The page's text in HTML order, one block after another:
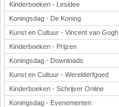
Kinderboeken - Lesidee
Koningsdag - De Koning
Kunst en Cultuur - Vincent van Gogh
Kinderboeken - Prijzen
Koningsdag - Downloads
Kunst en Cultuur - Werelderfgoed
Kinderboeken - Schrijver Online
Koningsdag - Evenementen